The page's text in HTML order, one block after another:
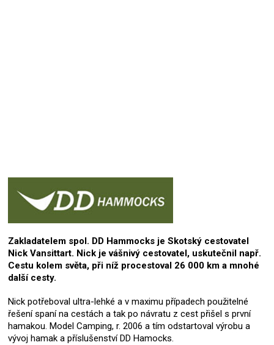
Zakladatelem spol. DD Hammocks je Skotský cestovatel
Nick Vansittart. Nick je vášnivý cestovatel, uskutečnil např.
Cestu kolem světa, při níž procestoval 26 000 km a mnohé
další cesty.
Nick potřeboval ultra-lehké a v maximu případech použitelné
řešení spaní na cestách a tak po návratu z cest přišel s první
hamakou. Model Camping, r. 2006 a tím odstartoval výrobu a
vývoj hamak a příslušenství DD Hamocks.